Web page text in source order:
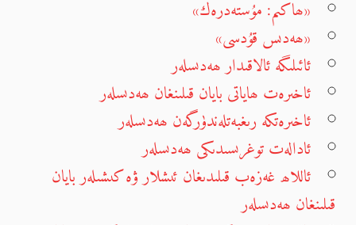
«ھاكىم: مۇستەدرەك»
«ھەدىس قۇدسى»
ئائىلىگە ئالاقىدار ھەدىسلەر
ئاخىرەت ھاياتى بايان قىلىنغان ھەدىسلەر
ئاخىرەتكە رىغبەتلەندۈرگەن ھەدىسلەر
ئادالەت توغرىسىدىكى ھەدىسلەر
ئاللاھ غەزەب قىلىدىغان ئىشلار ۋە كىشىلەر بايان
قىلىنغان ھەدىسلەر